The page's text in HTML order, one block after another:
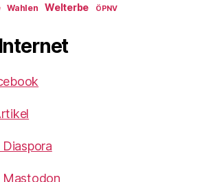
Wahlen Welterbe ÖPNV
Mastodon